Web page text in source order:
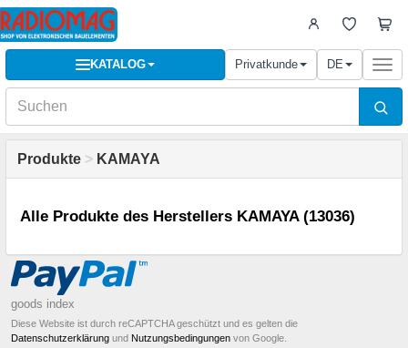
KATALOG Privatkunde DE
Produkte > KAMAYA
Alle Produkte des Herstellers KAMAYA (13036)
goods index
Diese Website ist durch reCAPTCHA geschützt und es gelten die
Datenschutzerklärung und Nutzungsbedingungen von Google.